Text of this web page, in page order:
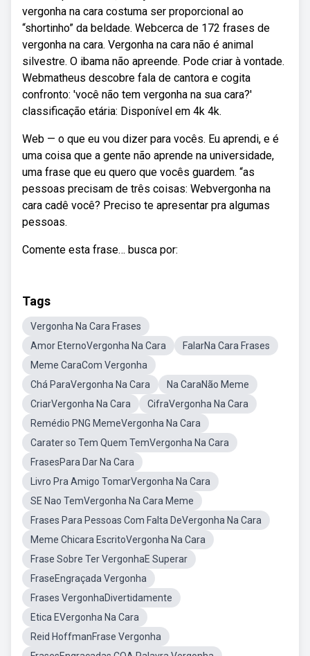
vergonha na cara costuma ser proporcional ao
“shortinho” da beldade. Webcerca de 172 frases de
vergonha na cara. Vergonha na cara não é animal
silvestre. O ibama não apreende. Pode criar à vontade.
Webmatheus descobre fala de cantora e cogita
confronto: 'você não tem vergonha na sua cara?'
classificação etária: Disponível em 4k 4k.
Web — o que eu vou dizer para vocês. Eu aprendi, e é
uma coisa que a gente não aprende na universidade,
uma frase que eu quero que vocês guardem. “as
pessoas precisam de três coisas: Webvergonha na
cara cadê você? Preciso te apresentar pra algumas
pessoas.
Comente esta frase… busca por:
Tags
Vergonha Na Cara Frases
Amor EternoVergonha Na Cara
FalarNa Cara Frases
Meme CaraCom Vergonha
Chá ParaVergonha Na Cara
Na CaraNão Meme
CriarVergonha Na Cara
CifraVergonha Na Cara
Remédio PNG MemeVergonha Na Cara
Carater so Tem Quem TemVergonha Na Cara
FrasesPara Dar Na Cara
Livro Pra Amigo TomarVergonha Na Cara
SE Nao TemVergonha Na Cara Meme
Frases Para Pessoas Com Falta DeVergonha Na Cara
Meme Chicara EscritoVergonha Na Cara
Frase Sobre Ter VergonhaE Superar
FraseEngraçada Vergonha
Frases VergonhaDivertidamente
Etica EVergonha Na Cara
Reid HoffmanFrase Vergonha